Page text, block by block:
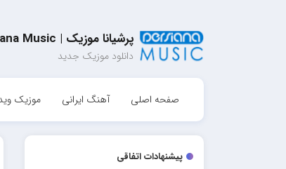
پرشیانا موزیک | Persiana Music
دانلود موزیک جدید
صفحه اصلی آهنگ ایرانی موزیک
پیشنهادات اتفاقی